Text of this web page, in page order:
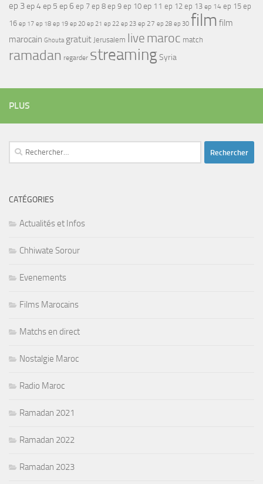
ep 3ep 4ep 5 ep 6 ep 7 ep 8 ep 9 ep 10 ep 11 ep 12 ep 13 ep 14 ep 15 ep
16 ep 17 ep 18 ep 19 ep 20 ep 21 ep 22 ep 23 ep 27 ep 28 ep 30 film film
marocain Ghouta gratuit Jerusalem live maroc match
ramadan regarder streamingSyria
PLUS
Rechercher :
CATÉGORIES
Actualités et Infos
Chhiwate Sorour
Evenements
Films Marocains
Matchs en direct
Nostalgie Maroc
Radio Maroc
Ramadan 2021
Ramadan 2022
Ramadan 2023